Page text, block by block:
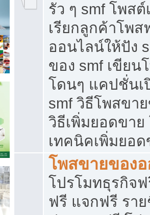
รัว ๆ smf โพส
เรียกลูกค้าโพส
ออนไลน์ให้ปัง
ของ smf เขียน
โดนๆ แคปชั่นเ
smf วิธีโพสขา
วิธีเพิ่มยอดขาย
เทคนิคเพิ่มยอด
โพสขายของ
โปรโมทธุรกิจ
ฟรี แจกฟรี ราย